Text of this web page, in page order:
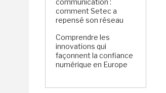
communication :
comment Setec a
repensé son réseau
Comprendre les
innovations qui
façonnent la confiance
numérique en Europe